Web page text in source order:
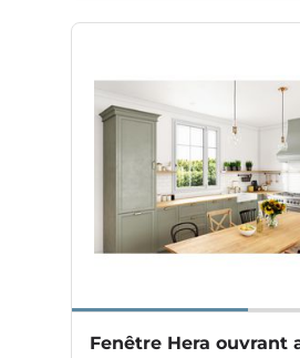
Fenêtre Hera ouvrant